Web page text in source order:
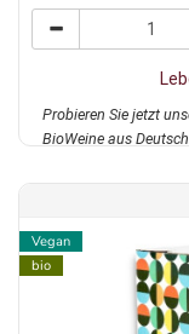
Probieren Sie jetzt
BioWeine aus
Vegan
bio